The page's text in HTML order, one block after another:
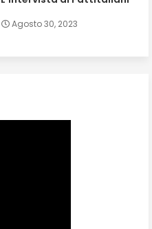
Agosto 30, 2023